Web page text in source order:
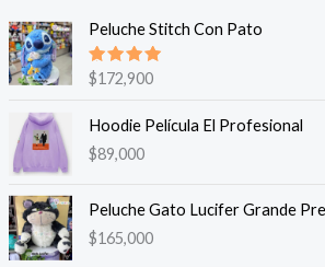
Peluche Stitch Con Pato
Valorado
en
5.00
$172,900
Hoodie Película El Profesional
$89,000
Peluche Gato Lucifer Grande
$165,000